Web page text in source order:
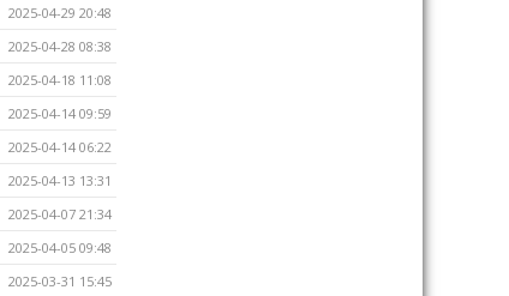
2025-04-29 20:48
2025-04-28 08:38
2025-04-18 11:08
2025-04-14 09:59
2025-04-14 06:22
2025-04-13 13:31
2025-04-07 21:34
2025-04-05 09:48
2025-03-31 15:45